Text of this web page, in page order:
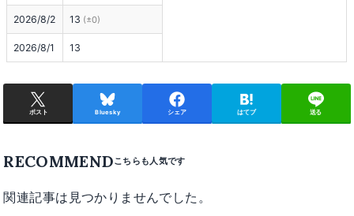
2026/8/2 13 (±0)
2026/8/1 13
ポスト Bluesky シェア はてブ 送る
RECOMMEND
関連記事は見つかりませんでした。